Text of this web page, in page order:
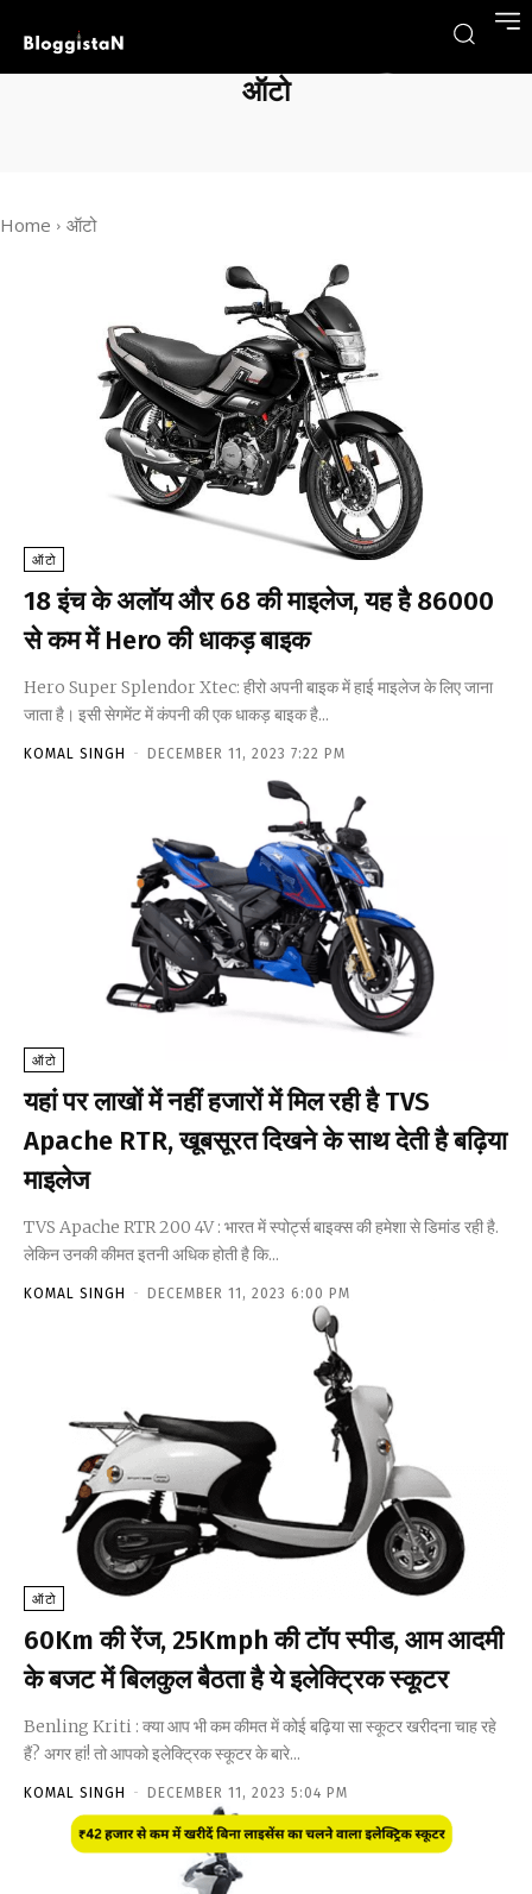
ऑटो
Home ऑटो
ऑटो
18 इंच के अलॉय और 68 की माइलेज, यह है 86000
से कम में Hero की धाकड़ बाइक
Hero Super Splendor Xtec: हीरो अपनी बाइक में हाई माइलेज के लिए जाना
जाता है। इसी सेगमेंट में कंपनी की एक धाकड़ बाइक है...
KOMAL SINGH - DECEMBER 11, 2023 7:22 PM
ऑटो
यहां पर लाखों में नहीं हजारों में मिल रही है TVS
Apache RTR, खूबसूरत दिखने के साथ देती है बढ़िया
माइलेज
TVS Apache RTR 200 4V : भारत में स्पोर्ट्स बाइक्स की हमेशा से डिमांड रही है.
लेकिन उनकी कीमत इतनी अधिक होती है कि...
KOMAL SINGH - DECEMBER 11, 2023 6:00 PM
ऑटो
60Km की रेंज, 25Kmph की टॉप स्पीड, आम आदमी
के बजट में बिलकुल बैठता है ये इलेक्ट्रिक स्कूटर
Benling Kriti : क्या आप भी कम कीमत में कोई बढ़िया सा स्कूटर खरीदना चाह रहे
हैं? अगर हां! तो आपको इलेक्ट्रिक स्कूटर के बारे...
KOMAL SINGH - DECEMBER 11, 2023 5:04 PM